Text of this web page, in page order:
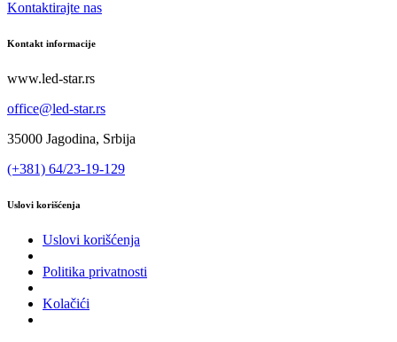
Kontaktirajte nas
Kontakt informacije
www.led-star.rs
office@led-star.rs
35000 Jagodina, Srbija
(+381) 64/23-19-129
Uslovi korišćenja
Uslovi korišćenja
Politika privatnosti
Kolačići